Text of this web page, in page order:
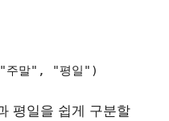
주말", "평일")
평일을 쉽게 구분할